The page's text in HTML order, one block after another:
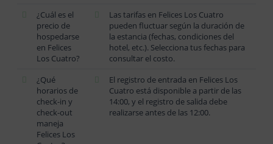
¿Cuál es el
precio de
hospedarse
en Felices
Los Cuatro?
Las tarifas en Felices Los Cuatro
pueden fluctuar según la duración de
la estancia (fechas, condiciones del
hotel, etc.). Selecciona tus fechas para
consultar el costo.
¿Qué
horarios de
check-in y
check-out
maneja
Felices Los
El registro de entrada en Felices Los
Cuatro está disponible a partir de las
14:00, y el registro de salida debe
realizarse antes de las 12:00.